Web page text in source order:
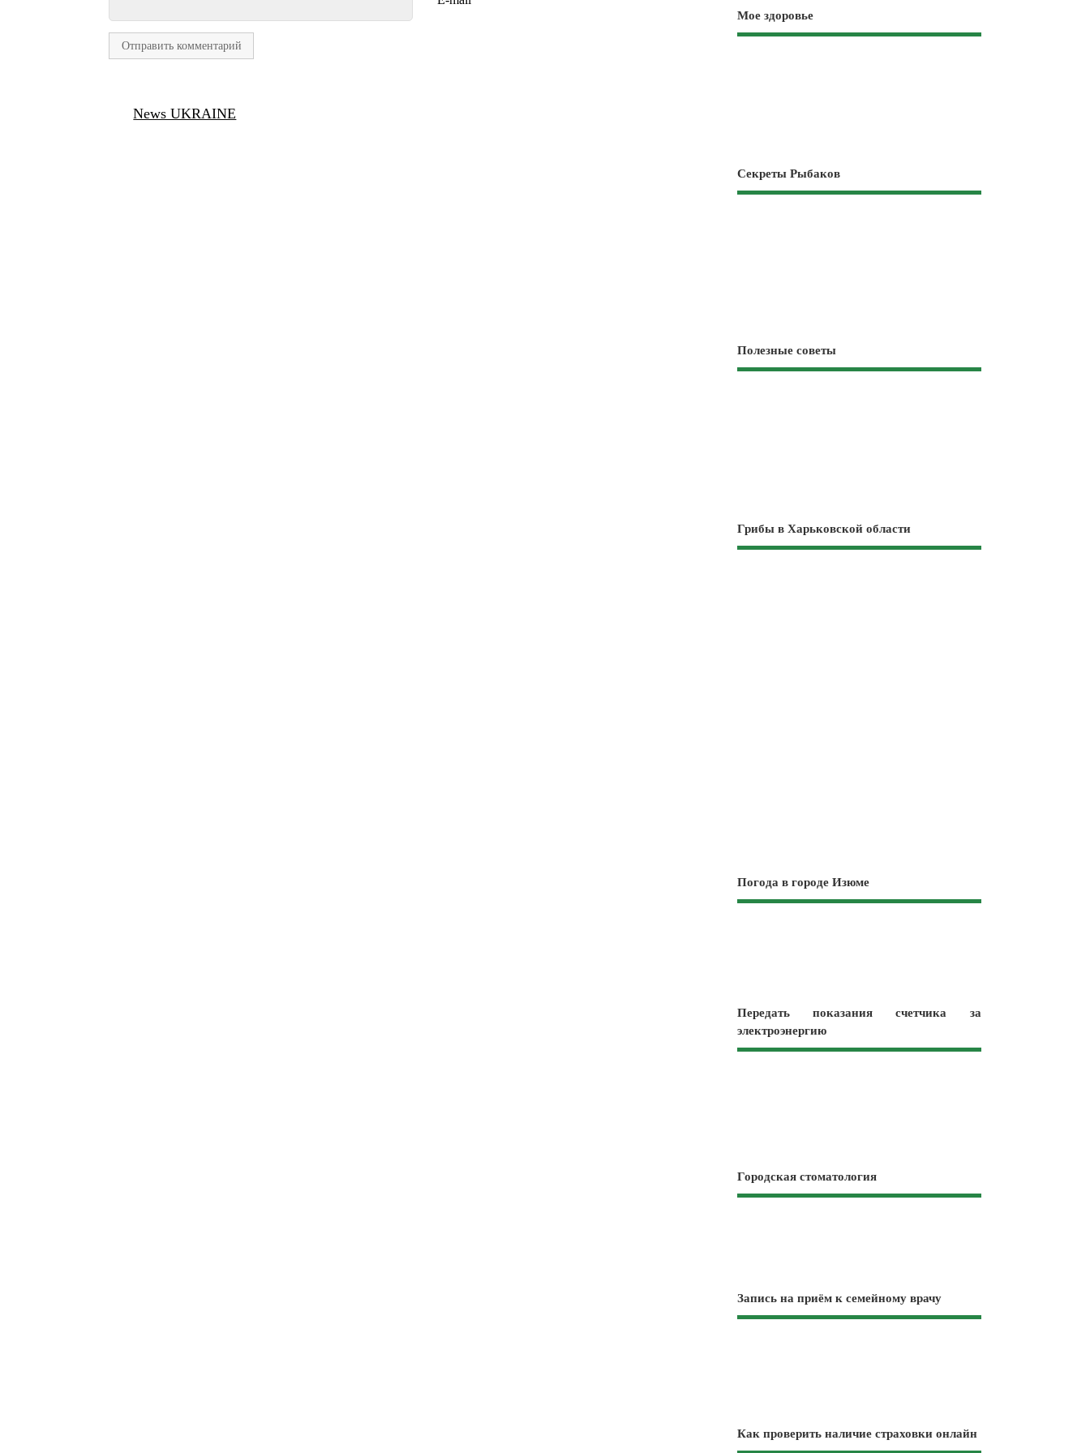
News UKRAINE
Мое здоровье
Секреты Рыбаков
Полезные советы
Грибы в Харьковской области
Погода в городе Изюме
Передать показания счетчика за
электроэнергию
Городская стоматология
Запись на приём к семейному врачу
Как проверить наличие страховки онлайн